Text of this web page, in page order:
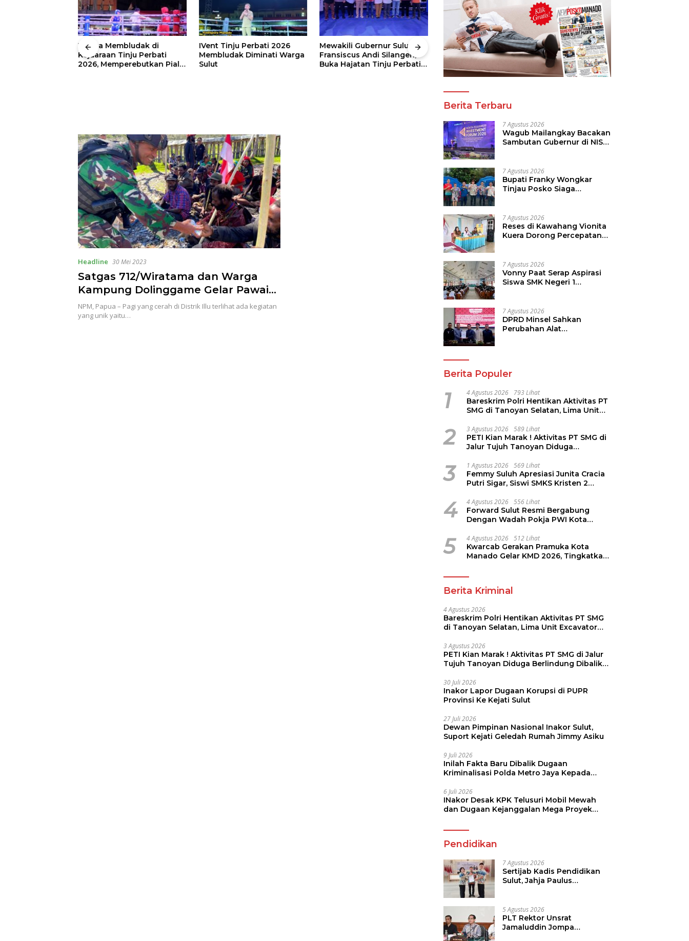
Warga Membludak di
Kejuaraan Tinju Perbati
2026, Memperebutkan Piala
IVent Tinju Perbati 2026
Membludak Diminati Warga
Sulut
Mewakili Gubernur Sulut, dr
Fransiscus Andi Silangen,
Buka Hajatan Tinju Perbati
Juara Tinju Asia Ramaikan
Kejuaraan Tinju Perbati
2026 Memperebutkan Piala
Wali Kota Manado
Panitia Tinju Perbati 2026
dan Pihak Mega Jasa
Kelolah All Out Siapkan
Lokasi Pertandingan
Headline 30 Mei 2023
Satgas 712/Wiratama dan Warga
Kampung Dolinggame Gelar Pawai
Bendera Merah Putih
NPM, Papua – Pagi yang cerah di Distrik Illu terlihat ada kegiatan
yang unik yaitu…
Berita Terbaru
7 Agustus 2026
Wagub Mailangkay Bacakan
Sambutan Gubernur di NISF
Hilirisasi Kelapa ke Investor
7 Agustus 2026
Bupati Franky Wongkar
Tinjau Posko Siaga
Musim Kemarau
7 Agustus 2026
Reses di Kawahang Vionita
Kuera Dorong Percepatan
7 Agustus 2026
Vonny Paat Serap Aspirasi
Siswa SMK Negeri 1
7 Agustus 2026
DPRD Minsel Sahkan
Perubahan Alat
Berita Populer
1 4 Agustus 2026 793 Lihat
Bareskrim Polri Hentikan Aktivitas PT
SMG di Tanoyan Selatan, Lima Unit
2 3 Agustus 2026 589 Lihat
PETI Kian Marak ! Aktivitas PT SMG di
Jalur Tujuh Tanoyan Diduga
3 1 Agustus 2026 569 Lihat
Femmy Suluh Apresiasi Junita Cracia
Putri Sigar, Siswi SMKS Kristen 2
Dikmen Nasional 2026
4 4 Agustus 2026 556 Lihat
Forward Sulut Resmi Bergabung
Dengan Wadah Pokja PWI Kota
5 4 Agustus 2026 512 Lihat
Kwarcab Gerakan Pramuka Kota
Manado Gelar KMD 2026, Tingkatkan
Pramuka
Berita Kriminal
4 Agustus 2026
Bareskrim Polri Hentikan Aktivitas PT SMG
di Tanoyan Selatan, Lima Unit Excavator
3 Agustus 2026
PETI Kian Marak ! Aktivitas PT SMG di Jalur
Tujuh Tanoyan Diduga Berlindung Dibalik
30 Juli 2026
Inakor Lapor Dugaan Korupsi di PUPR
Provinsi Ke Kejati Sulut
27 Juli 2026
Dewan Pimpinan Nasional Inakor Sulut,
Suport Kejati Geledah Rumah Jimmy Asiku
9 Juli 2026
Inilah Fakta Baru Dibalik Dugaan
Kriminalisasi Polda Metro Jaya Kepada
6 Juli 2026
INakor Desak KPK Telusuri Mobil Mewah
dan Dugaan Kejanggalan Mega Proyek
Pendidikan
7 Agustus 2026
Sertijab Kadis Pendidikan
Sulut, Jahja Paulus
Pendidikan
5 Agustus 2026
PLT Rektor Unsrat
Jamaluddin Jompa